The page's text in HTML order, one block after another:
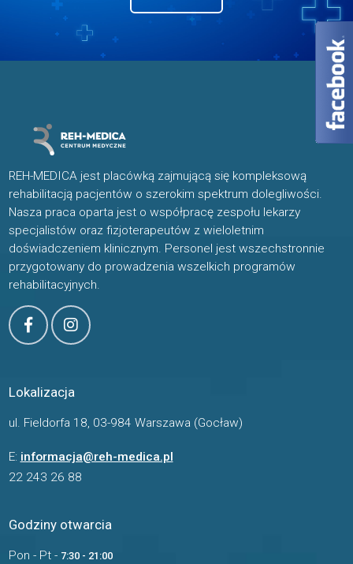
REH-MEDICA jest placówką zajmującą się kompleksową
rehabilitacją pacjentów o szerokim spektrum dolegliwości.
Nasza praca oparta jest o współpracę zespołu lekarzy
specjalistów oraz fizjoterapeutów z wieloletnim
doświadczeniem klinicznym. Personel jest wszechstronnie
przygotowany do prowadzenia wszelkich programów
rehabilitacyjnych.
Lokalizacja
ul. Fieldorfa 18, 03-984 Warszawa (Gocław)
E: informacja@reh-medica.pl
22 243 26 88
Godziny otwarcia
Pon - Pt - 7:30 - 21:00